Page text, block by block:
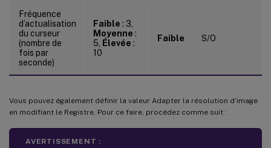
Fréquence
d’actualisation
du curseur
(nombre de
fois par
seconde)
Faible : 3,
Moyenne :
5,
Élevée :
10
Faible S/O
Vous pouvez également définir la valeur Adapter la résolution d’image
en modifiant le Registre. Pour ce faire, procédez comme suit :
AVERTISSEMENT :